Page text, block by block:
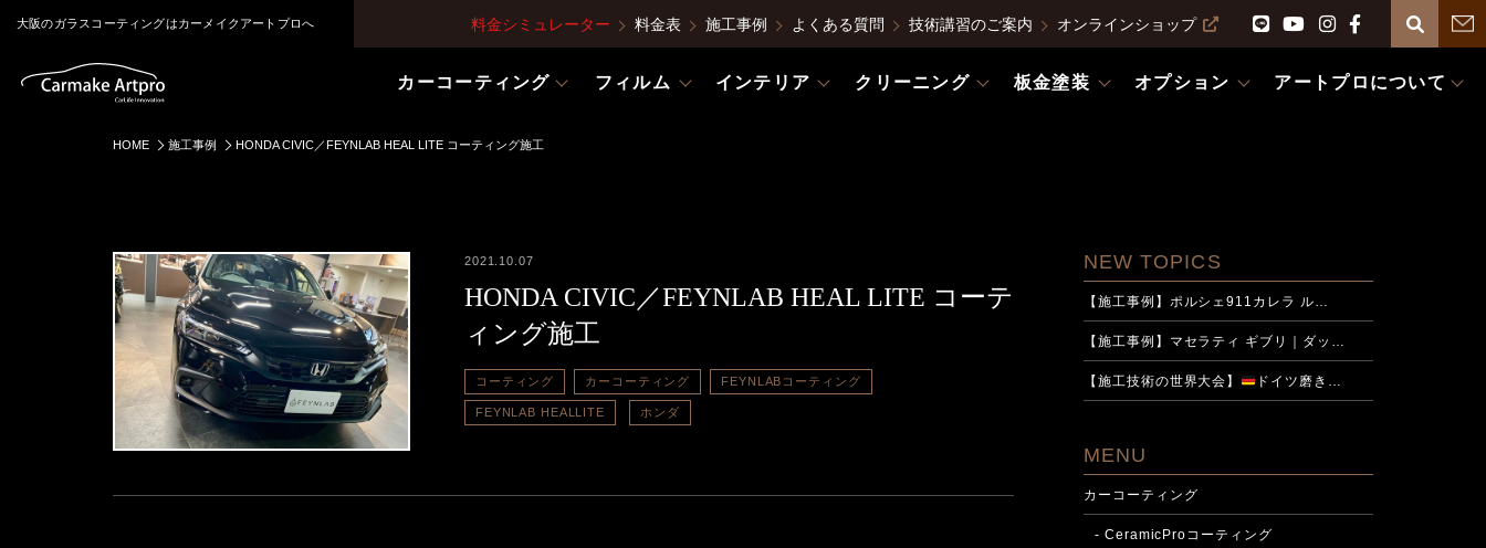
大阪のガラスコーティングはカーメイクアートプロへ 料金シミュレーター 料金表 施工事例 よくある質問 技術講習のご案内 オンラインショップ
カーコーティング フィルム インテリア クリーニング 板金塗装 オプション アートプロについて
HOME 施工事例 HONDA CIVIC／FEYNLAB HEAL LITE コーティング施工
2021.10.07
HONDA CIVIC／FEYNLAB HEAL LITE コーテ
ィング施工
コーティング カーコーティング FEYNLABコーティング
FEYNLAB HEALLITE ホンダ
NEW TOPICS
【施工事例】ポルシェ911カレラ ル…
【施工事例】マセラティ ギブリ｜ダッ…
【施工技術の世界大会】 ドイツ磨き…
MENU
カーコーティング
- CeramicProコーティング